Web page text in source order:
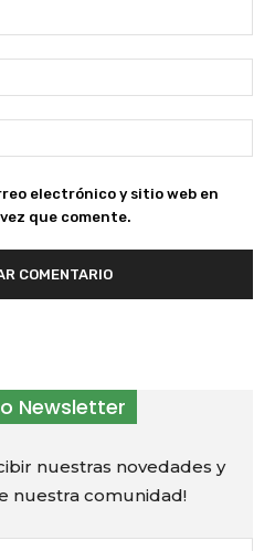
electrónico y sitio web en
que comente.
Newsletter
nuestras novedades y
nuestra comunidad!